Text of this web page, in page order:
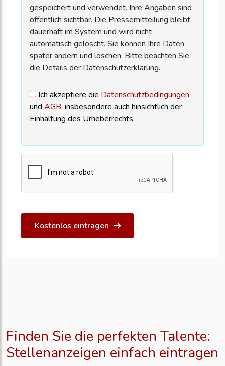
gespeichert und verwendet. Ihre Angaben sind
öffentlich sichtbar. Die Pressemitteilung bleibt
dauerhaft im System und wird nicht
automatisch gelöscht. Sie können Ihre Daten
später ändern und löschen. Bitte beachten Sie
die Details der Datenschutzerklärung.
Ich akzeptiere die Datenschutzbedingungen
und AGB, insbesondere auch hinsichtlich der
Einhaltung des Urheberrechts.
Kostenlos eintragen
Finden Sie die perfekten Talente:
Stellenanzeigen einfach eintragen